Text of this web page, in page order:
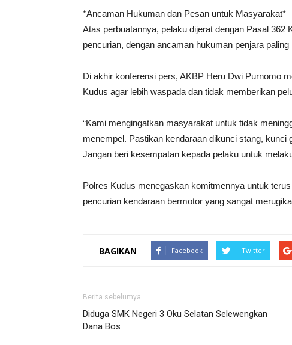
*Ancaman Hukuman dan Pesan untuk Masyarakat*
Atas perbuatannya, pelaku dijerat dengan Pasal
pencurian, dengan ancaman hukuman penjara paling
Di akhir konferensi pers, AKBP Heru Dwi Purnomo
Kudus agar lebih waspada dan tidak memberikan
“Kami mengingatkan masyarakat untuk tidak
menempel. Pastikan kendaraan dikunci stang, kunci
Jangan beri kesempatan kepada pelaku untuk
Polres Kudus menegaskan komitmennya untuk
pencurian kendaraan bermotor yang sangat
BAGIKAN Facebook Twitter
Berita sebelumya
Diduga SMK Negeri 3 Oku Selatan Selewengkan
Dana Bos